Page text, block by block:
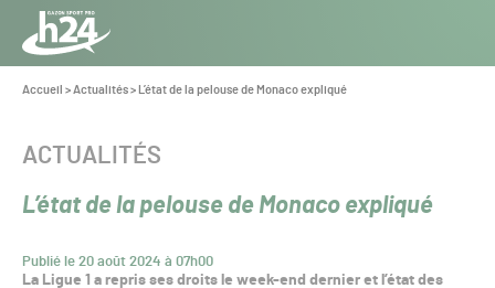
Panneau de gestion des cookies
Aller au contenu
Toute
l’info
Pro
Vous
Accueil >Actualités> L’état de la pelouse de Monaco expliqué
L’état de la pelouse de Monaco expliqué
Publié le 20 août 2024 à 07h00
CATÉGORIE :
ACTUALITÉS
La Ligue 1 a repris ses droits le week-end dernier et l’état des